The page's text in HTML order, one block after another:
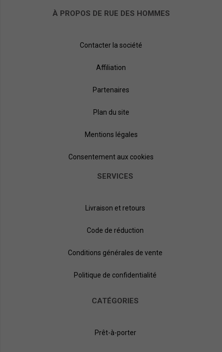
À PROPOS DE RUE DES HOMMES
Contacter la société
Affiliation
Partenaires
Plan du site
Mentions légales
Consentement aux cookies
SERVICES
Livraison et retours
Code de réduction
Conditions générales de vente
Politique de confidentialité
CATÉGORIES
Prêt-à-porter